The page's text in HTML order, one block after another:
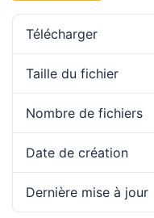
Télécharger
Taille du fichier
Nombre de fichiers
Date de création
Dernière mise à jour